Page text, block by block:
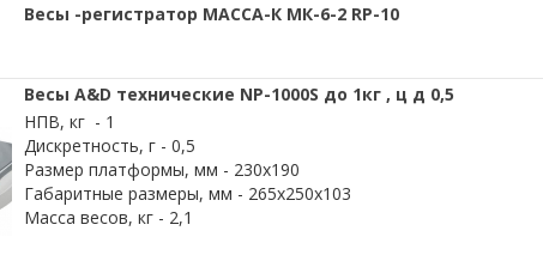
Весы -регистратор МАССА-К МК-6-2 RP-10
Весы A&D технические NP-1000S до 1кг , ц д 0,5
НПВ, кг - 1
Дискретность, г - 0,5
Размер платформы, мм - 230x190
Габаритные размеры, мм - 265x250x103
Масса весов, кг - 2,1